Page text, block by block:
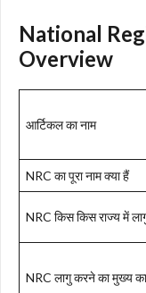
National
Overview
आर्टिकल का नाम
NRC का पूरा नाम क्या हैं
NRC किस किस राज्य में
NRC लागु करने का मुख्य